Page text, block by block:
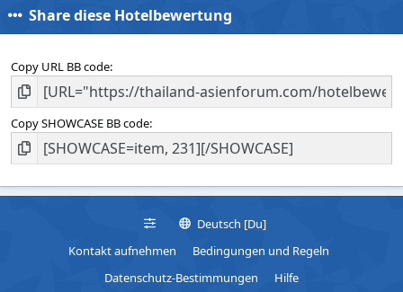
Share diese Hotelbewertung
Copy URL BB code
Copy SHOWCASE BB code
Deutsch [Du]
Kontakt aufnehmen
Bedingungen und Regeln
Datenschutz-Bestimmungen
Hilfe